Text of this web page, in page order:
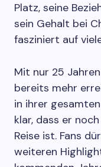
Platz, seine
sein Gehalt bei
fasziniert auf
Mit nur 25
bereits mehr
in ihrer
klar, dass er
Reise ist. Fans
weiteren